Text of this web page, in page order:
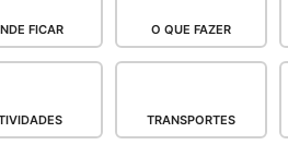
FICAR O QUE FAZER
TRANSPORTES